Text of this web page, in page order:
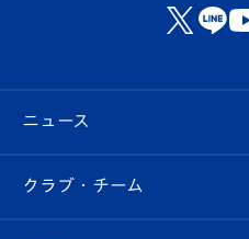
ニュース
すべて
クラブ・チーム